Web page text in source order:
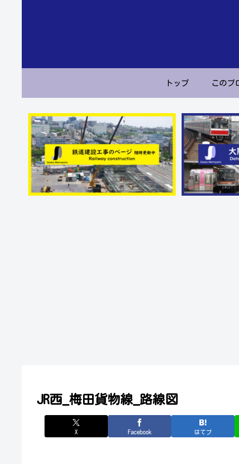
トップ このブ
JR西_梅田貨物線_路線図
X Facebook はてブ